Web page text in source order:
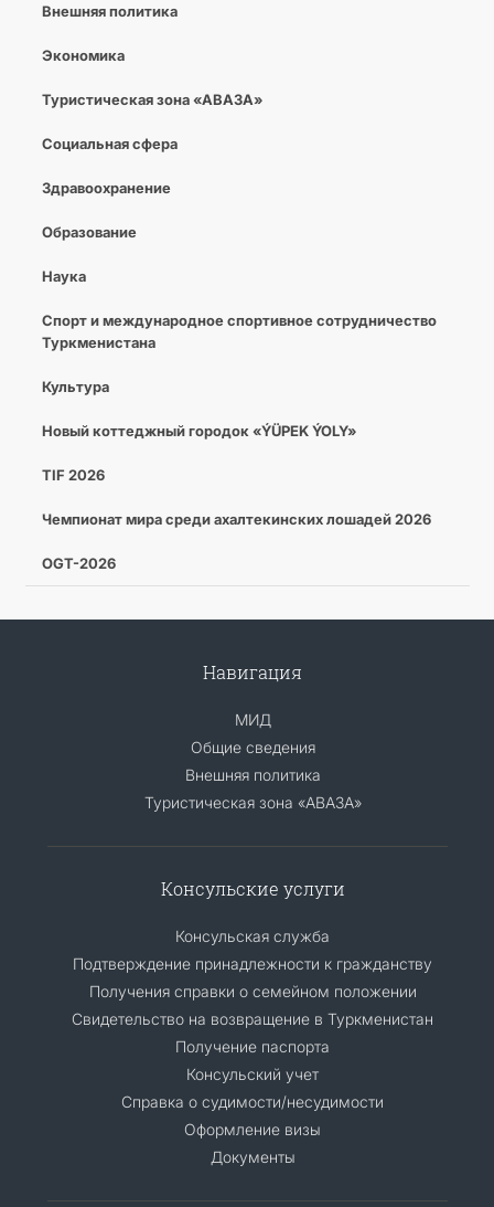
Внешняя политика
Экономика
Туристическая зона «АВАЗА»
Социальная сфера
Здравоохранение
Образование
Наука
Спорт и международное спортивное сотрудничество
Туркменистана
Культура
Новый коттеджный городок «ÝÜPEK ÝOLY»
TIF 2026
Чемпионат мира среди ахалтекинских лошадей 2026
OGT-2026
Навигация
МИД
Общие сведения
Внешняя политика
Туристическая зона «АВАЗА»
Консульские услуги
Консульская служба
Подтверждение принадлежности к гражданству
Получения справки о семейном положении
Свидетельство на возвращение в Туркменистан
Получение паспорта
Консульский учет
Справка о судимости/несудимости
Оформление визы
Документы